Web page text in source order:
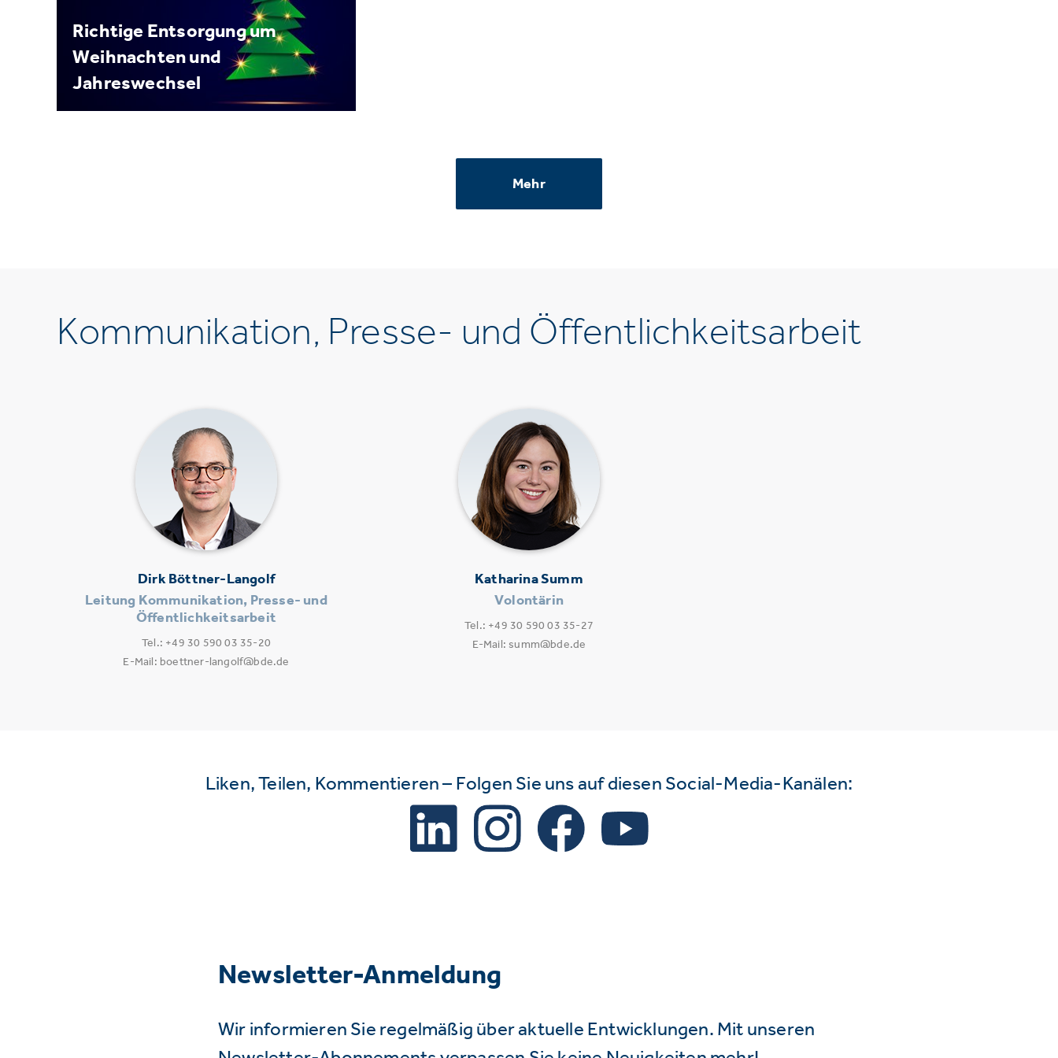
Richtige Entsorgung um
Weihnachten und
Jahreswechsel
Mehr
Kommunikation, Presse- und Öffentlichkeitsarbeit
Dirk Böttner-Langolf
Leitung Kommunikation, Presse- und
Öffentlichkeitsarbeit
Tel.: +49 30 590 03 35-20
E-Mail: boettner-langolf@bde.de
Katharina Summ
Volontärin
Tel.: +49 30 590 03 35-27
E-Mail: summ@bde.de
Liken, Teilen, Kommentieren – Folgen Sie uns auf diesen Social-Media-Kanälen:
Newsletter-Anmeldung
Wir informieren Sie regelmäßig über aktuelle Entwicklungen. Mit unseren